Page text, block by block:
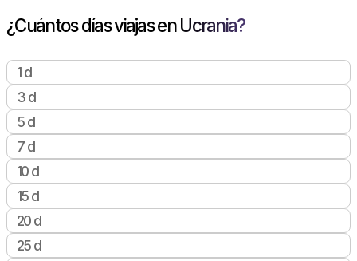
¿Cuántos días viajas en Ucrania?
1 d
3 d
5 d
7 d
10 d
15 d
20 d
25 d